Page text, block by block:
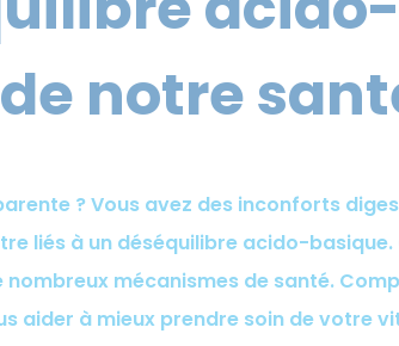
notre
? Vous avez des inconforts
liés à un déséquilibre acido-
mécanismes de santé.
aider à mieux prendre soin de votre